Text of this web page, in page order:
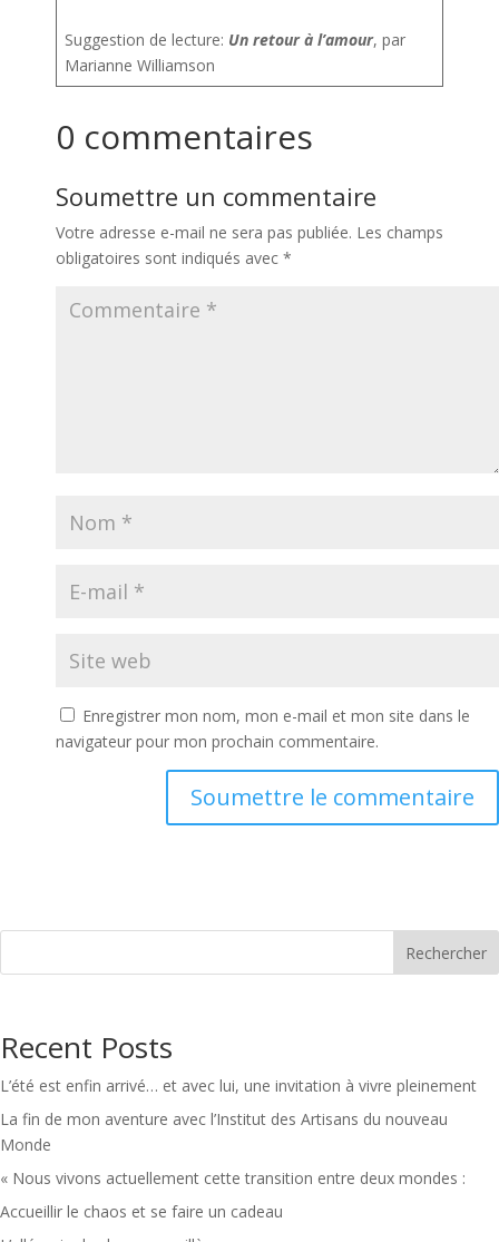
Suggestion de lecture: Un retour à l’amour, par
Marianne Williamson
0 commentaires
Soumettre un commentaire
Votre adresse e-mail ne sera pas publiée. Les champs
obligatoires sont indiqués avec *
Enregistrer mon nom, mon e-mail et mon site dans le
navigateur pour mon prochain commentaire.
Soumettre le commentaire
Rechercher
Recent Posts
L’été est enfin arrivé… et avec lui, une invitation à vivre pleinement
La fin de mon aventure avec l’Institut des Artisans du nouveau
Monde
« Nous vivons actuellement cette transition entre deux mondes :
Accueillir le chaos et se faire un cadeau